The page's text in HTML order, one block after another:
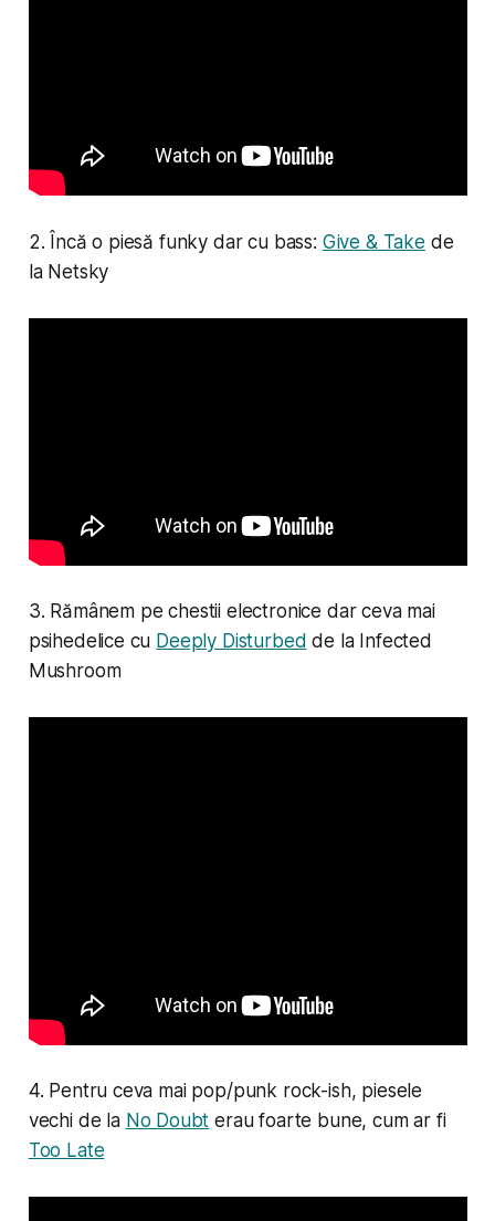
2. Încă o piesă funky dar cu bass: Give & Take de
la Netsky
3. Rămânem pe chestii electronice dar ceva mai
psihedelice cu Deeply Disturbed de la Infected
Mushroom
4. Pentru ceva mai pop/punk rock-ish, piesele
vechi de la No Doubt erau foarte bune, cum ar fi
Too Late